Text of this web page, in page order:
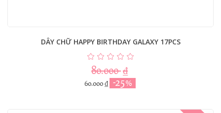
DÂY CHỮ HAPPY BIRTHDAY GALAXY 17PCS
80.000₫
60.000₫ -25%